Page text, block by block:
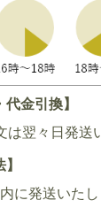
金引換】
翌々日発送
に発送いたし